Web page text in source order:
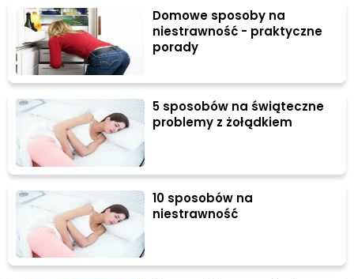
Domowe sposoby na
niestrawność - praktyczne
porady
5 sposobów na świąteczne
problemy z żołądkiem
10 sposobów na
niestrawność